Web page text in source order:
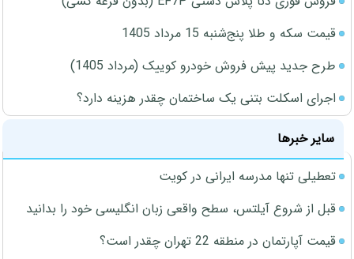
قیمت سکه و طلا پنج‌شنبه 15 مرداد 1405
طرح جدید پیش فروش خودرو کوییک (مرداد 1405)
اجرای اسکلت بتنی یک ساختمان چقدر هزینه دارد؟
سایر خبرها
تعطیلی تنها مدرسه ایرانی در کویت
قبل از شروع آیلتس، سطح واقعی زبان انگلیسی خود را بدانید
قیمت آپارتمان در منطقه 22 تهران چقدر است؟